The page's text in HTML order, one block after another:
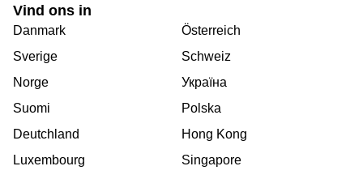
Vind ons in
Danmark
Sverige
Norge
Suomi
Deutchland
Luxembourg
Österreich
Schweiz
Україна
Polska
Hong Kong
Singapore